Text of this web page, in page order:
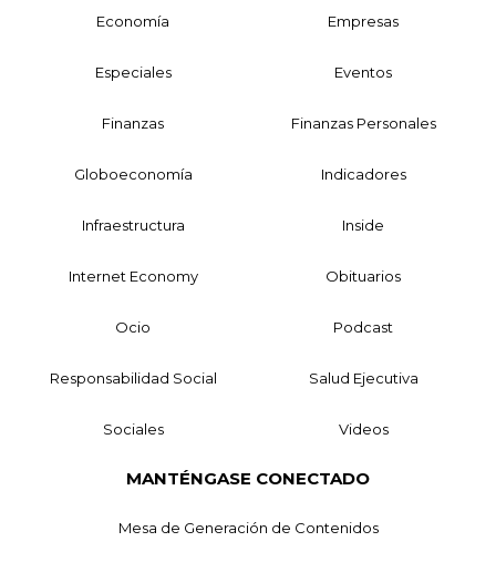
Economía Empresas
Especiales Eventos
Finanzas Finanzas Personales
Globoeconomía Indicadores
Infraestructura Inside
Internet Economy Obituarios
Ocio Podcast
Responsabilidad Social Salud Ejecutiva
Sociales Videos
MANTÉNGASE CONECTADO
Mesa de Generación de Contenidos